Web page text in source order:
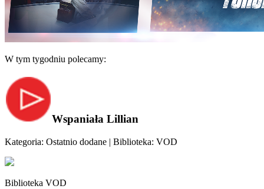
W tym tygodniu polecamy:
Wspaniała Lillian
Kategoria: Ostatnio dodane | Biblioteka: VOD
Biblioteka VOD